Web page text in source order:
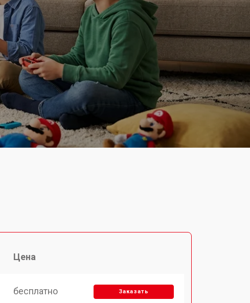
Цена
бесплатно Заказать